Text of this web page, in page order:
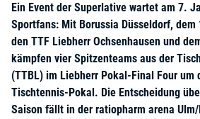
Ein Event der Superlative wartet am 7.
Sportfans: Mit Borussia Düsseldorf, dem
den TTF Liebherr Ochsenhausen und
kämpfen vier Spitzenteams aus der
(TTBL) im Liebherr Pokal-Final Four um
Tischtennis-Pokal. Die Entscheidung
Saison fällt in der ratiopharm arena